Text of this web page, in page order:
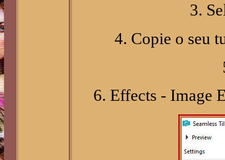
3.
4. Copie o seu
6. Effects - Image